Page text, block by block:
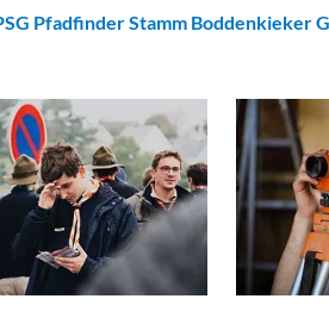
Pfadfinder Stamm Boddenkieker